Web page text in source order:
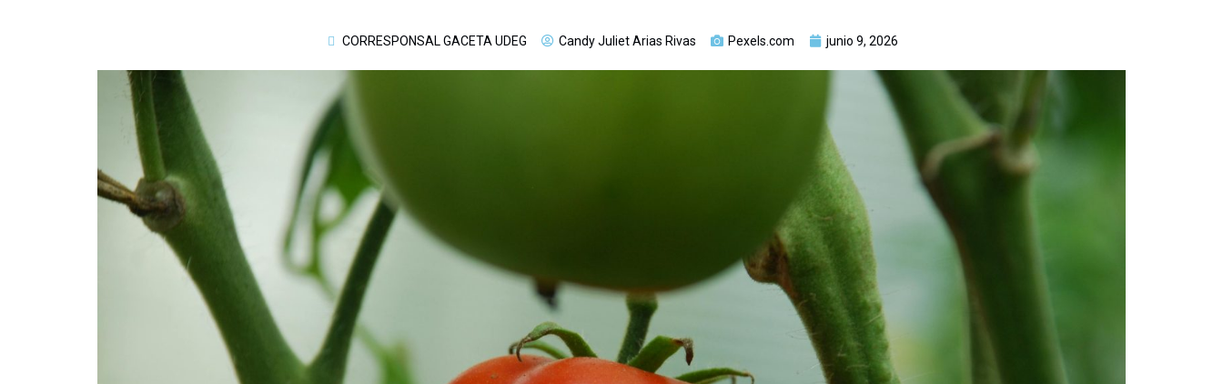
CORRESPONSAL GACETA UDEG Candy Juliet Arias Rivas Pexels.com junio 9, 2026